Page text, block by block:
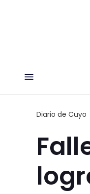
Diario de Cuyo